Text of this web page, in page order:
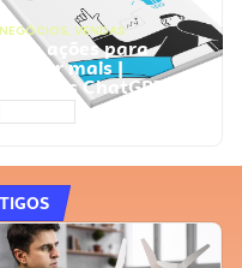
NEGÓCIOS, VENDAS
Faça ações para
vender mais |
Prompts ChatGPT